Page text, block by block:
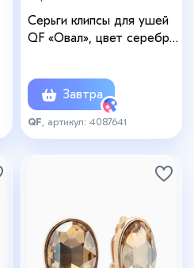
Серьги клипсы для ушей
QF «Овал», цвет серебро,
Завтра
QF , артикул: 4087641